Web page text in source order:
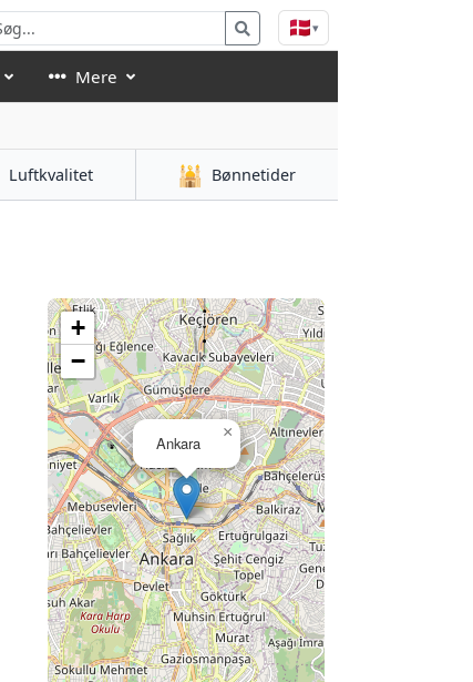
🇩🇰▾
Mere
Luftkvalitet 🕌 Bønnetider
Ankara
×
+
−